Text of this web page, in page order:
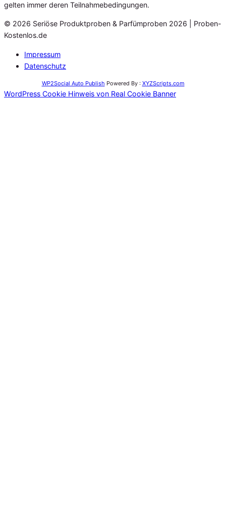
gelten immer deren Teilnahmebedingungen.
© 2026 Seriöse Produktproben & Parfümproben 2026 | Proben-
Kostenlos.de
Impressum
Datenschutz
WP2Social Auto Publish Powered By : XYZScripts.com
WordPress Cookie Hinweis von Real Cookie Banner